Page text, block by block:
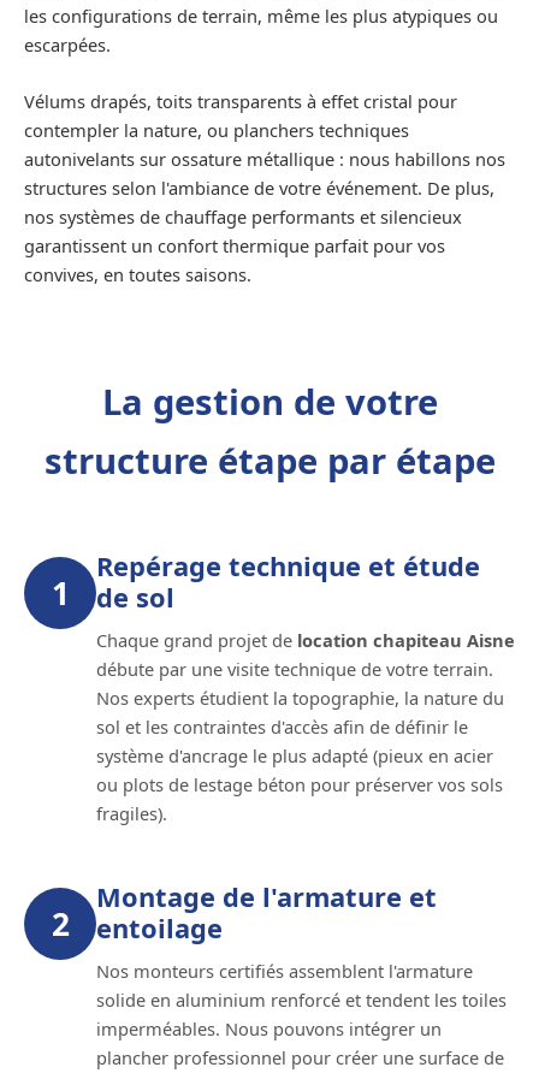
les configurations de terrain, même les plus atypiques ou
escarpées.
Vélums drapés, toits transparents à effet cristal pour
contempler la nature, ou planchers techniques
autonivelants sur ossature métallique : nous habillons nos
structures selon l'ambiance de votre événement. De plus,
nos systèmes de chauffage performants et silencieux
garantissent un confort thermique parfait pour vos
convives, en toutes saisons.
La gestion de votre
structure étape par étape
1
Repérage technique et étude
de sol
Chaque grand projet de location chapiteau Aisne
débute par une visite technique de votre terrain.
Nos experts étudient la topographie, la nature du
sol et les contraintes d'accès afin de définir le
système d'ancrage le plus adapté (pieux en acier
ou plots de lestage béton pour préserver vos sols
fragiles).
2
Montage de l'armature et
entoilage
Nos monteurs certifiés assemblent l'armature
solide en aluminium renforcé et tendent les toiles
imperméables. Nous pouvons intégrer un
plancher professionnel pour créer une surface de